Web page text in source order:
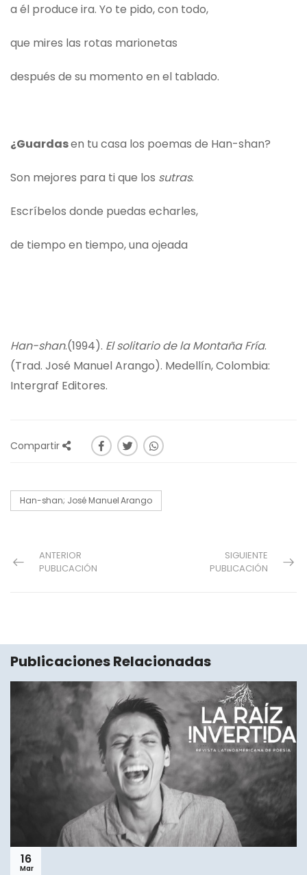
a él produce ira. Yo te pido, con todo,
que mires las rotas marionetas
después de su momento en el tablado.
¿Guardasen tu casa los poemas de Han-shan?
Son mejores para ti que los sutras.
Escríbelos donde puedas echarles,
de tiempo en tiempo, una ojeada
Han-shan.(1994). El solitario de la Montaña Fría.
(Trad. José Manuel Arango). Medellín, Colombia:
Intergraf Editores.
Compartir
Han-shan; José Manuel Arango
ANTERIOR
PUBLICACIÓN
SIGUIENTE
PUBLICACIÓN
Publicaciones Relacionadas
16
Mar